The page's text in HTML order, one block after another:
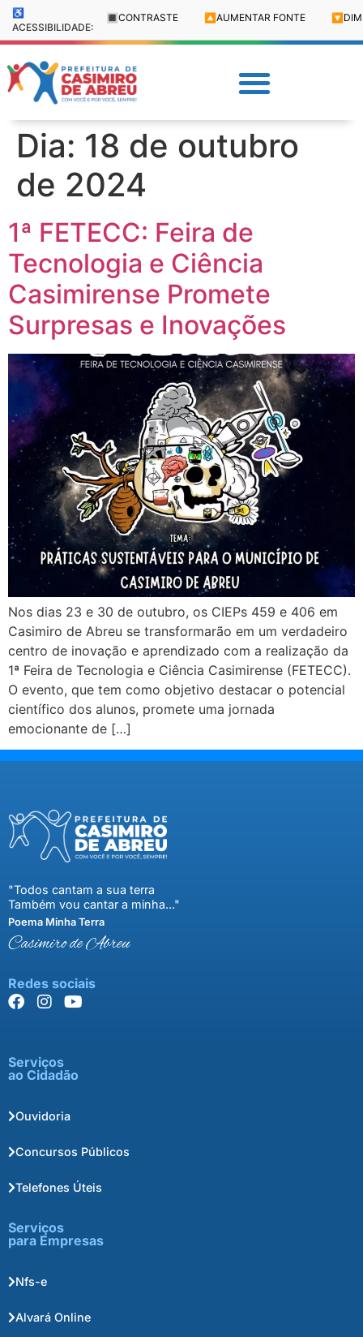
♿
ACESSIBILIDADE:
🔳 CONTRASTE 🔼 AUMENTAR FONTE 🔽
Dia: 18 de outubro
de 2024
1ª FETECC: Feira de
Tecnologia e Ciência
Casimirense Promete
Surpresas e Inovações
Nos dias 23 e 30 de outubro, os CIEPs 459 e 406 em
Casimiro de Abreu se transformarão em um verdadeiro
centro de inovação e aprendizado com a realização da
1ª Feira de Tecnologia e Ciência Casimirense (FETECC).
O evento, que tem como objetivo destacar o potencial
científico dos alunos, promete uma jornada
emocionante de […]
"Todos cantam a sua terra
Também vou cantar a minha..."
Poema Minha Terra
Casimiro de Abreu
Redes sociais
Serviços
ao Cidadão
Ouvidoria
Concursos Públicos
Telefones Úteis
Serviços
para Empresas
Nfs-e
Alvará Online